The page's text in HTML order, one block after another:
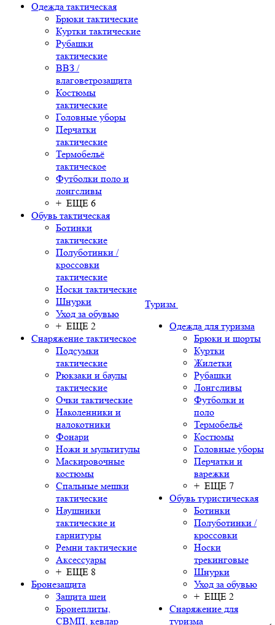
Одежда тактическая
Брюки тактические
Куртки тактические
Рубашки
тактические
ВВЗ /
влаговетрозащита
Костюмы
тактические
Головные уборы
Перчатки
тактические
Термобельё
тактическое
Футболки поло и
лонгсливы
+ ЕЩЕ 6
Обувь тактическая
Ботинки
тактические
Полуботинки /
кроссовки
тактические
Носки тактические
Шнурки
Уход за обувью
+ ЕЩЕ 2
Снаряжение тактическое
Подсумки
тактические
Рюкзаки и баулы
тактические
Очки тактические
Наколенники и
налокотники
Фонари
Ножи и мультитулы
Маскировочные
костюмы
Спальные мешки
тактические
Наушники
тактические и
гарнитуры
Ремни тактические
Аксессуары
+ ЕЩЕ 8
Бронезащита
Защита шеи
Бронеплиты,
СВМП, кевлар
Туризм
Одежда для туризма
Брюки и шорты
Куртки
Жилетки
Рубашки
Лонгсливы
Футболки и
поло
Термобельё
Костюмы
Головные уборы
Перчатки и
варежки
+ ЕЩЕ 7
Обувь туристическая
Ботинки
Полуботинки /
кроссовки
Носки
трекинговые
Шнурки
Уход за обувью
+ ЕЩЕ 2
Снаряжение для
туризма